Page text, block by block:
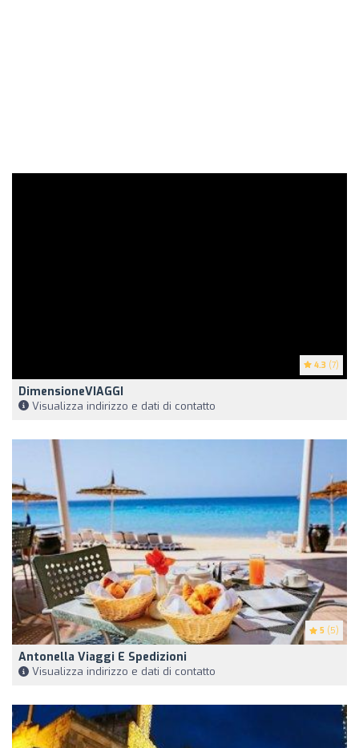
4.3 (7)
DimensioneVIAGGI
Visualizza indirizzo e dati di contatto
5 (5)
Antonella Viaggi E Spedizioni
Visualizza indirizzo e dati di contatto